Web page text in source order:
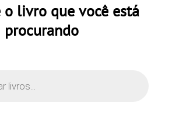
o livro que você está
procurando